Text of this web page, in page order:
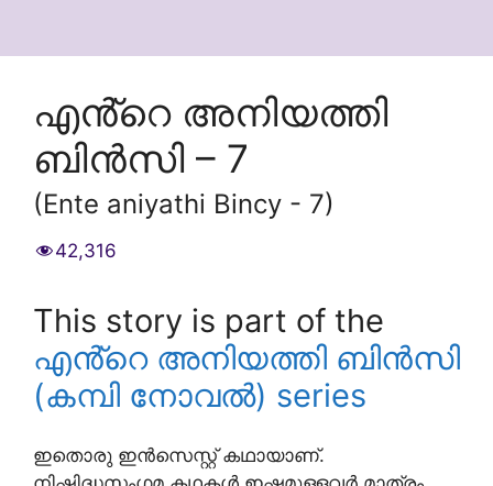
എൻ്റെ അനിയത്തി
ബിൻസി – 7
(Ente aniyathi Bincy - 7)
42,316
This story is part of the
എൻ്റെ അനിയത്തി ബിൻസി
(കമ്പി നോവൽ) series
ഇതൊരു ഇൻസെസ്റ്റ് കഥായാണ്.